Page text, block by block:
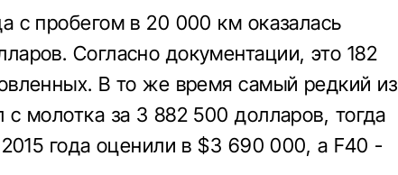
с пробегом в 20 000 км оказалась
Согласно документации, это 182
В то же время самый редкий из
с молотка за 3 882 500 долларов, тогда
года оценили в $3 690 000, а F40 -